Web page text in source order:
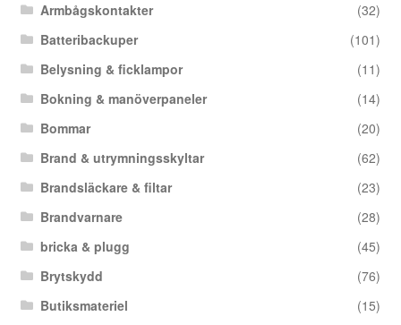
Armbågskontakter
(32)
Batteribackuper
(101)
Belysning & ficklampor
(11)
Bokning & manöverpaneler
(14)
Bommar
(20)
Brand & utrymningsskyltar
(62)
Brandsläckare & filtar
(23)
Brandvarnare
(28)
bricka & plugg
(45)
Brytskydd
(76)
Butiksmateriel
(15)